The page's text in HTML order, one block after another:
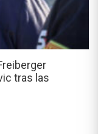
tras las